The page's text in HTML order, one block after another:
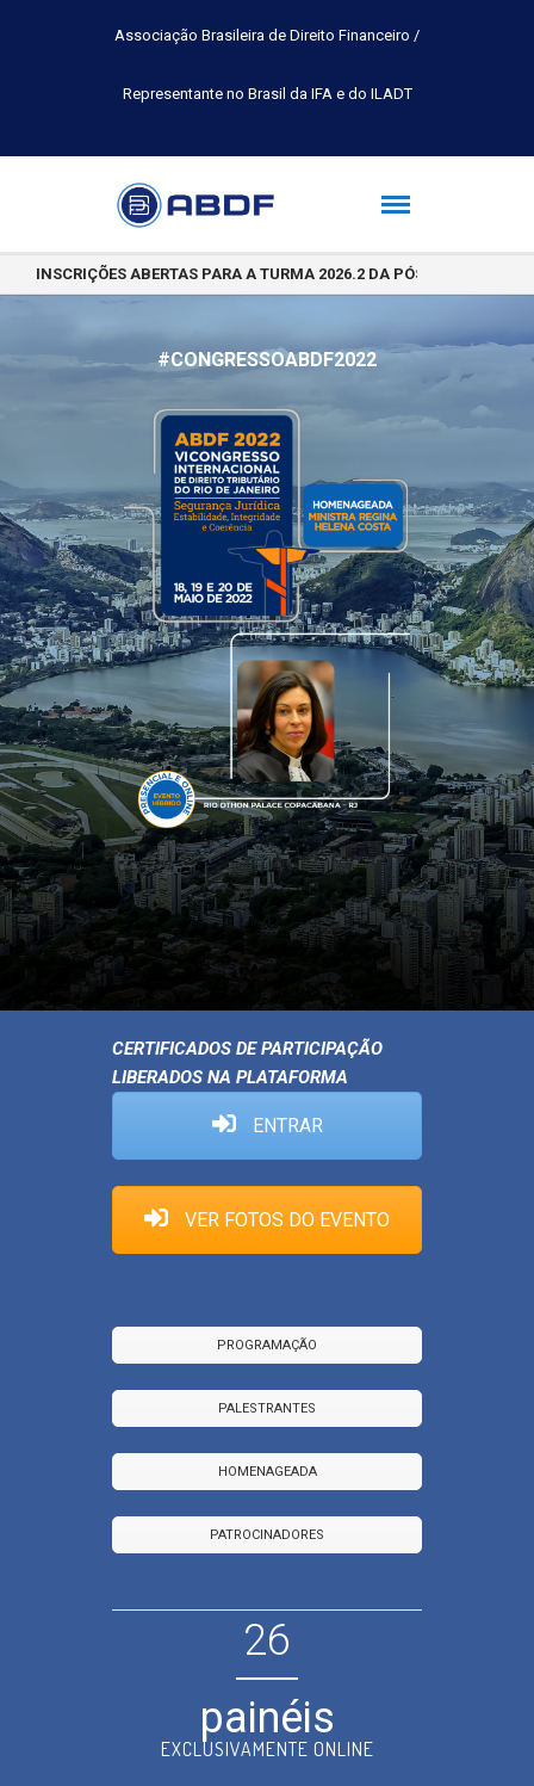
Associação Brasileira de Direito Financeiro /
Representante no Brasil da IFA e do ILADT
INSCRIÇÕES ABERTAS PARA A TURMA 2026.2 DA PÓS-
#CONGRESSOABDF2022
CERTIFICADOS DE PARTICIPAÇÃO
LIBERADOS NA PLATAFORMA
ENTRAR
VER FOTOS DO EVENTO
PROGRAMAÇÃO
PALESTRANTES
HOMENAGEADA
PATROCINADORES
26
painéis
EXCLUSIVAMENTE ONLINE